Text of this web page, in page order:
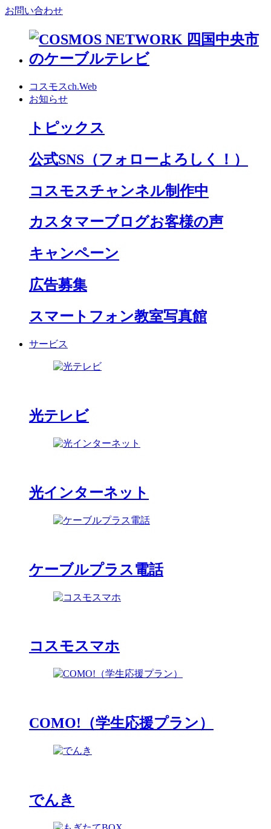
お問い合わせ
コスモスch.Web
お知らせ
トピックス
公式SNS （フォローよろしく！）
コスモスチャンネル制作中
カスタマーブログお客様の声
キャンペーン
広告募集
スマートフォン教室写真館
サービス
光テレビ
光インターネット
ケーブルプラス電話
コスモスマホ
COMO!（学生応援プラン）
でんき